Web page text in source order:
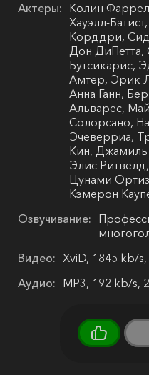
Актеры: Колин
Хауэлл-
Корддри,
Дон ДиПетта,
Бутсикарис,
Амтер, Эрик
Анна Ганн,
Альварес,
Солорсано,
Эчеверриа,
Кин,
Элис
Цунами
Кэмерон
Озвучивание:
Видео: XviD, 1845 kb/s,
Аудио: MP3, 192 kb/s,